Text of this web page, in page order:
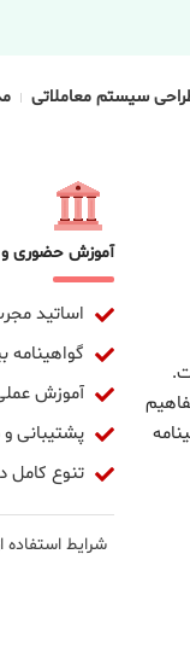
سیستم معاملاتی
آموزش حضوری و
اساتید
گواهینامه
آموزش
پشتیبانی
تنوع کامل
شرایط